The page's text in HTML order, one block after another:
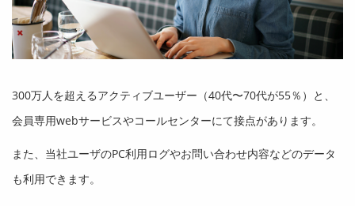
300万人を超えるアクティブユーザー（40代〜70代が55％）と、
会員専用webサービスやコールセンターにて接点があります。
また、当社ユーザのPC利用ログやお問い合わせ内容などのデータ
も利用できます。